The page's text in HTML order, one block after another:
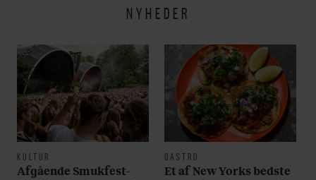
NYHEDER
KULTUR
Afgående Smukfest-
GASTRO
Et af New Yorks bedste